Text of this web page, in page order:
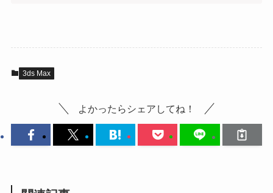
3ds Max
よかったらシェアしてね！